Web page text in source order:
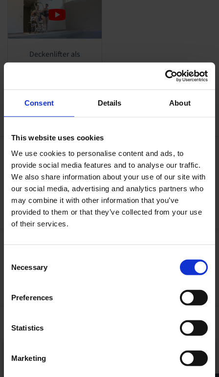
Consent Details About
This website uses cookies
We use cookies to personalise content and ads, to
provide social media features and to analyse our traffic.
We also share information about your use of our site with
our social media, advertising and analytics partners who
may combine it with other information that you’ve
provided to them or that they’ve collected from your use
of their services.
Selection
Necessary
Preferences
Statistics
Marketing
Deckenlifter als